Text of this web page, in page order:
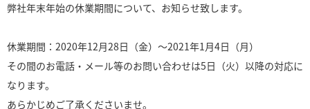
弊社年末年始の休業期間について、お知らせ致します。
休業期間：2020年12月28日（金）～2021年1月4日（月）
その間のお電話・メール等のお問い合わせは5日（火）以降の対応に
なります。
あらかじめご了承くださいませ。